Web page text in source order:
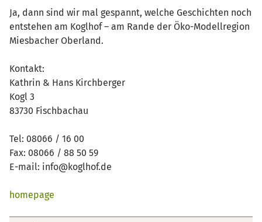
Ja, dann sind wir mal gespannt, welche Geschichten noch
entstehen am Koglhof – am Rande der Öko-Modellregion
Miesbacher Oberland.
Kontakt:
Kathrin & Hans Kirchberger
Kogl 3
83730 Fischbachau
Tel: 08066 / 16 00
Fax: 08066 / 88 50 59
E-mail: info@koglhof.de
homepage